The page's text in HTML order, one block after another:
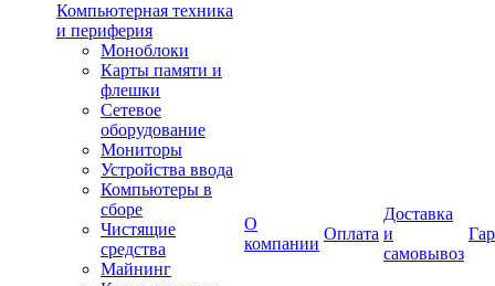
Компьютерная техника
и периферия
Моноблоки
Карты памяти и
флешки
Сетевое
оборудование
Мониторы
Устройства ввода
Компьютеры в
сборе
Чистящие
средства
Майнинг
О
компании
Оплата
Доставка
и
самовывоз